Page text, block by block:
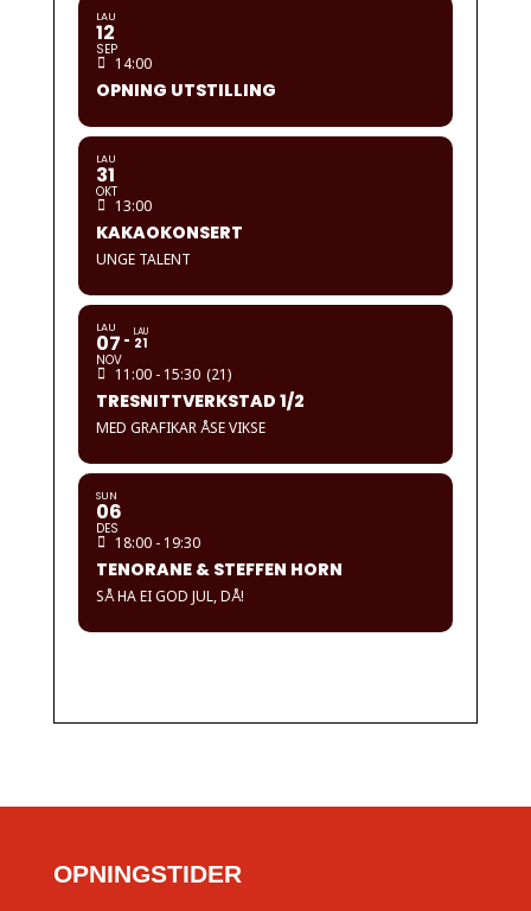
LAU
12
SEP
14:00
OPNING UTSTILLING
LAU
31
OKT
13:00
KAKAOKONSERT
UNGE TALENT
LAU
07
NOV
LAU
21
11:00 - 15:30 (21)
TRESNITTVERKSTAD 1/2
MED GRAFIKAR ÅSE VIKSE
SUN
06
DES
18:00 - 19:30
TENORANE & STEFFEN HORN
SÅ HA EI GOD JUL, DÅ!
OPNINGSTIDER